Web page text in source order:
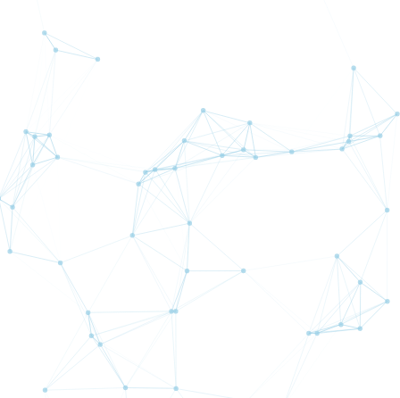
【5月7日投稿】おすすめYouTuber・・・（後編）「数
【4月25日投稿】おすすめYouTuber・・・・・・（前
編）
記事一覧を見る
AVAのおすすめポイント
ロスカットについて
信託保全について